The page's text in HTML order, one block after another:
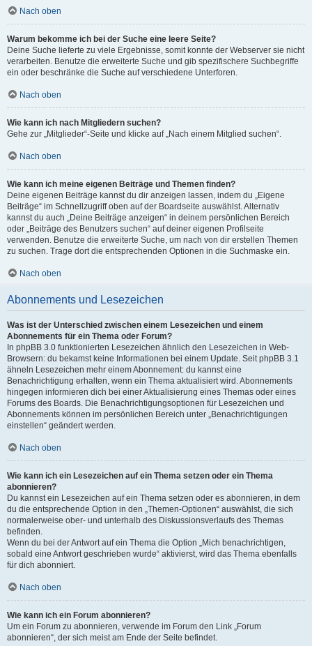
Nach oben
Warum bekomme ich bei der Suche eine leere Seite?
Deine Suche lieferte zu viele Ergebnisse, somit konnte der Webserver sie nicht
verarbeiten. Benutze die erweiterte Suche und gib spezifischere Suchbegriffe
ein oder beschränke die Suche auf verschiedene Unterforen.
Nach oben
Wie kann ich nach Mitgliedern suchen?
Gehe zur „Mitglieder“-Seite und klicke auf „Nach einem Mitglied suchen“.
Nach oben
Wie kann ich meine eigenen Beiträge und Themen finden?
Deine eigenen Beiträge kannst du dir anzeigen lassen, indem du „Eigene
Beiträge“ im Schnellzugriff oben auf der Boardseite auswählst. Alternativ
kannst du auch „Deine Beiträge anzeigen“ in deinem persönlichen Bereich
oder „Beiträge des Benutzers suchen“ auf deiner eigenen Profilseite
verwenden. Benutze die erweiterte Suche, um nach von dir erstellen Themen
zu suchen. Trage dort die entsprechenden Optionen in die Suchmaske ein.
Nach oben
Abonnements und Lesezeichen
Was ist der Unterschied zwischen einem Lesezeichen und einem
Abonnements für ein Thema oder Forum?
In phpBB 3.0 funktionierten Lesezeichen ähnlich den Lesezeichen in Web-
Browsern: du bekamst keine Informationen bei einem Update. Seit phpBB 3.1
ähneln Lesezeichen mehr einem Abonnement: du kannst eine
Benachrichtigung erhalten, wenn ein Thema aktualisiert wird. Abonnements
hingegen informieren dich bei einer Aktualisierung eines Themas oder eines
Forums des Boards. Die Benachrichtigungsoptionen für Lesezeichen und
Abonnements können im persönlichen Bereich unter „Benachrichtigungen
einstellen“ geändert werden.
Nach oben
Wie kann ich ein Lesezeichen auf ein Thema setzen oder ein Thema
abonnieren?
Du kannst ein Lesezeichen auf ein Thema setzen oder es abonnieren, in dem
du die entsprechende Option in den „Themen-Optionen“ auswählst, die sich
normalerweise ober- und unterhalb des Diskussionsverlaufs des Themas
befinden.
Wenn du bei der Antwort auf ein Thema die Option „Mich benachrichtigen,
sobald eine Antwort geschrieben wurde“ aktivierst, wird das Thema ebenfalls
für dich abonniert.
Nach oben
Wie kann ich ein Forum abonnieren?
Um ein Forum zu abonnieren, verwende im Forum den Link „Forum
abonnieren“, der sich meist am Ende der Seite befindet.